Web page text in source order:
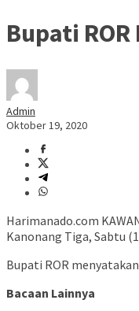
Bupati
Admin
Oktober 19, 2020
Harimanado.com
Kanonang Tiga, Sabtu
Bupati ROR
Bacaan Lainnya